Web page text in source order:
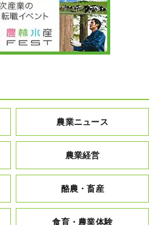
農業ニュース
農業経営
酪農・畜産
食育・農業体験